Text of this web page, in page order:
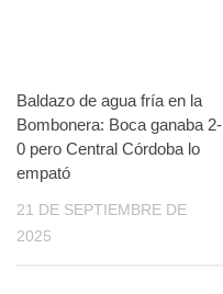
Baldazo de agua fría en la
Bombonera: Boca ganaba 2-
0 pero Central Córdoba lo
empató
21 DE SEPTIEMBRE DE
2025